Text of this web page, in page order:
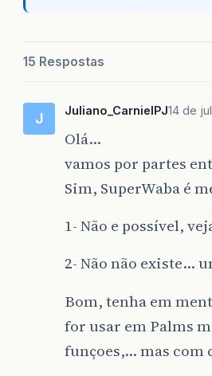
15 Respostas
J Juliano_CarnielPJ14 de
Olá…
vamos por partes
Sim, SuperWaba é
1- Não e possível,
2- Não não existe…
Bom, tenha em
for usar em Palms
funçoes,… mas com